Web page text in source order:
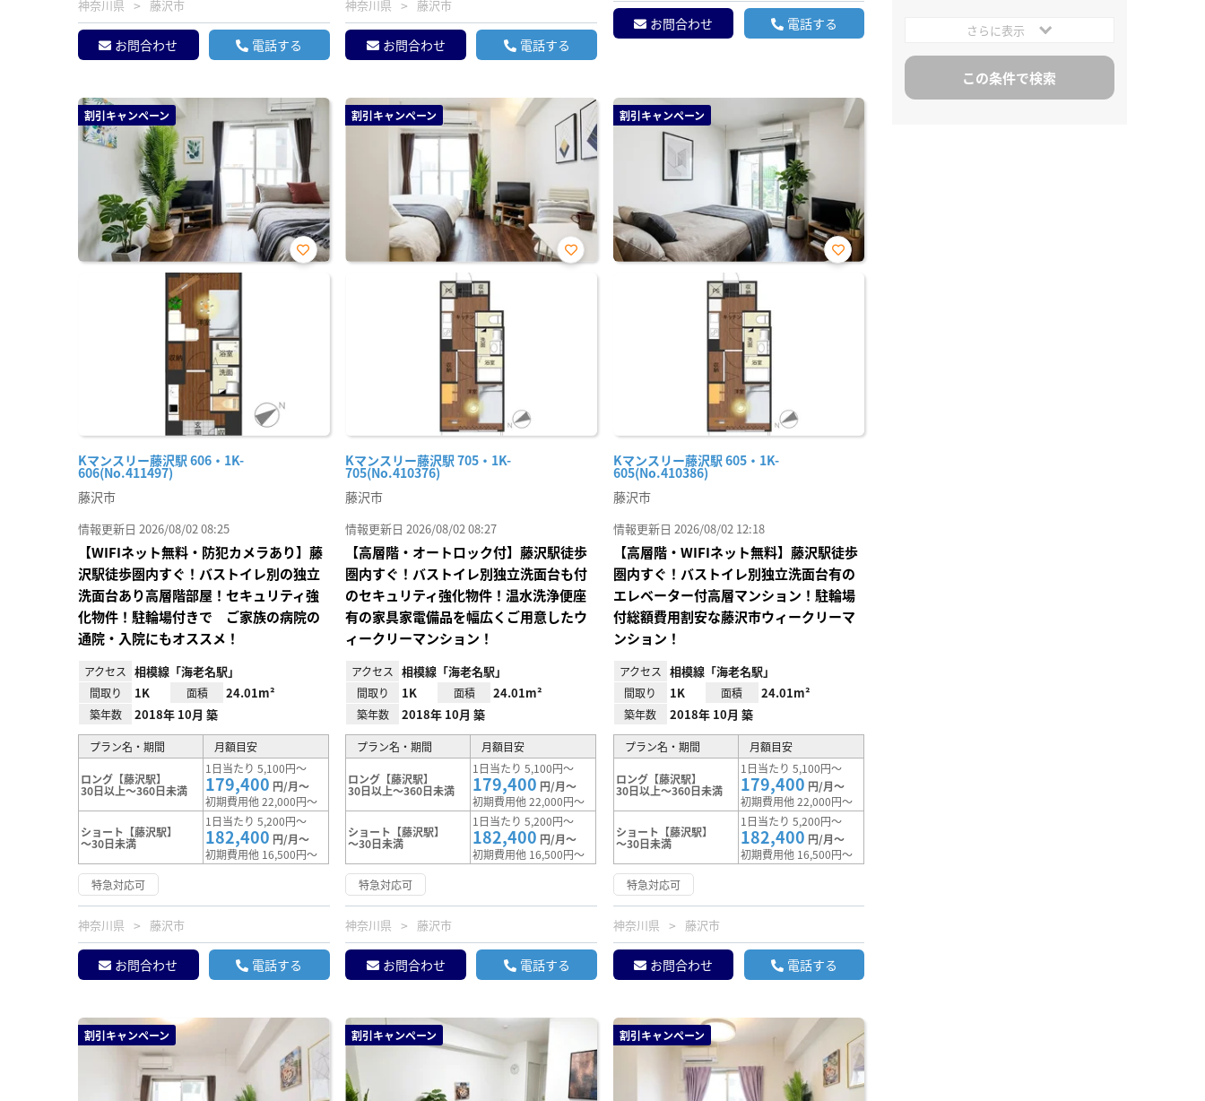
神奈川県 藤沢市
お問合わせ 電話する
神奈川県 藤沢市
お問合わせ 電話する
お問合わせ 電話する
割引キャンペーン
Kマンスリー藤沢駅 606・1K-
606(No.411497)
お気
藤沢市
情報更新日 2026/08/02 08:25
【WIFIネット無料・防犯カメラあり】藤
沢駅徒歩圏内すぐ！バストイレ別の独立
洗面台あり高層階部屋！セキュリティ強
化物件！駐輪場付きで ご家族の病院の
通院・入院にもオススメ！
アクセス 相模線「海老名駅」
間取り 1K 面積 24.01m²
築年数 2018年 10月 築
プラン名・期間 月額目安
ロング【藤沢駅】
30日以上～360日未満
1日当たり 5,100円～
179,400 円/月～
初期費用他 22,000円～
ショート【藤沢駅】
～30日未満
1日当たり 5,200円～
182,400 円/月～
初期費用他 16,500円～
特急対応可
神奈川県 藤沢市
お問合わせ 電話する
割引キャンペーン
Kマンスリー藤沢駅 705・1K-
705(No.410376)
お気
藤沢市
情報更新日 2026/08/02 08:27
【高層階・オートロック付】藤沢駅徒歩
圏内すぐ！バストイレ別独立洗面台も付
のセキュリティ強化物件！温水洗浄便座
有の家具家電備品を幅広くご用意したウ
ィークリーマンション！
アクセス 相模線「海老名駅」
間取り 1K 面積 24.01m²
築年数 2018年 10月 築
プラン名・期間 月額目安
ロング【藤沢駅】
30日以上～360日未満
1日当たり 5,100円～
179,400 円/月～
初期費用他 22,000円～
ショート【藤沢駅】
～30日未満
1日当たり 5,200円～
182,400 円/月～
初期費用他 16,500円～
特急対応可
神奈川県 藤沢市
お問合わせ 電話する
割引キャンペーン
Kマンスリー藤沢駅 605・1K-
605(No.410386)
お気
藤沢市
情報更新日 2026/08/02 12:18
【高層階・WIFIネット無料】藤沢駅徒歩
圏内すぐ！バストイレ別独立洗面台有の
エレベーター付高層マンション！駐輪場
付総額費用割安な藤沢市ウィークリーマ
ンション！
アクセス 相模線「海老名駅」
間取り 1K 面積 24.01m²
築年数 2018年 10月 築
プラン名・期間 月額目安
ロング【藤沢駅】
30日以上～360日未満
1日当たり 5,100円～
179,400 円/月～
初期費用他 22,000円～
ショート【藤沢駅】
～30日未満
1日当たり 5,200円～
182,400 円/月～
初期費用他 16,500円～
特急対応可
神奈川県 藤沢市
お問合わせ 電話する
割引キャンペーン 割引キャンペーン 割引キャンペーン
さらに表示